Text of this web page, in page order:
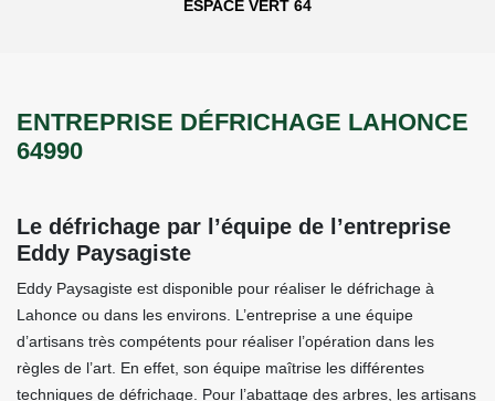
ESPACE VERT 64
ENTREPRISE DÉFRICHAGE LAHONCE
64990
Le défrichage par l’équipe de l’entreprise
Eddy Paysagiste
Eddy Paysagiste est disponible pour réaliser le défrichage à
Lahonce ou dans les environs. L’entreprise a une équipe
d’artisans très compétents pour réaliser l’opération dans les
règles de l’art. En effet, son équipe maîtrise les différentes
techniques de défrichage. Pour l’abattage des arbres, les artisans